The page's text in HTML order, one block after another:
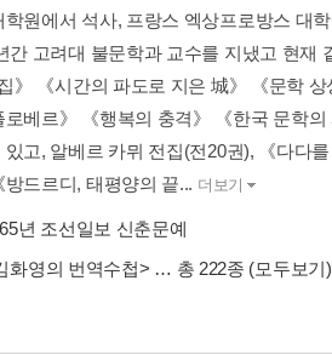
원에서 석사, 프랑스 엑상프로방스 대
간 고려대 불문학과 교수를 지냈고 현재
》 《시간의 파도로 지은 城》 《문학
베르》 《행복의 충격》 《한국 문학
고, 알베르 카뮈 전집(전20권), 《다다
드르디, 태평양의 끝... 더보기
년 조선일보 신춘문예
화영의 번역수첩> … 총 222종 (모두보기)